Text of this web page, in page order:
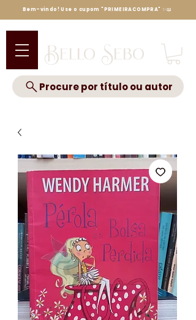
Bello Sebo
Procure por título ou autor
Bem-vindo! Use o cupom "PRIMEIRACOMPRA" ✨📖